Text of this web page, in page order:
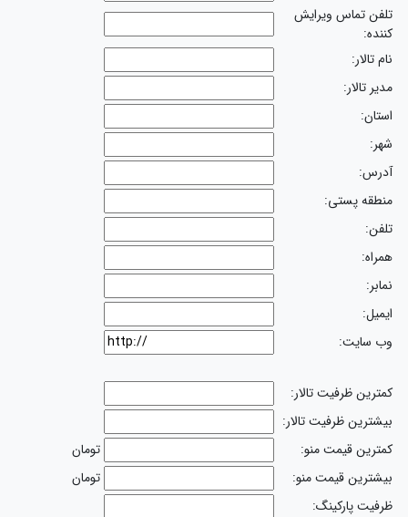
تلفن تماس ویرایش
کننده:
نام تالار:
مدیر تالار:
استان:
شهر:
آدرس:
منطقه پستی:
تلفن:
همراه:
نمابر:
ایمیل:
وب سایت:
کمترین ظرفیت تالار:
بیشترین ظرفیت تالار:
کمترین قیمت منو:
تومان
بیشترین قیمت منو:
تومان
ظرفیت پارکینگ: